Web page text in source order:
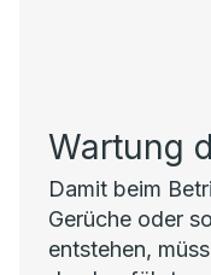
Wartung
Damit beim
Gerüche oder
entstehen,